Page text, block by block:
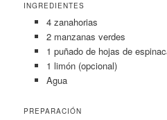
INGREDIENTES
4 zanahorias
2 manzanas verdes
1 puñado de hojas de
1 limón (opcional)
Agua
PREPARACIÓN